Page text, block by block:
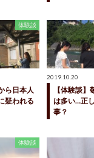
体験談
ら日本人
疑われる
2019.10.20
【体験談
は多い…正
事？
体験談